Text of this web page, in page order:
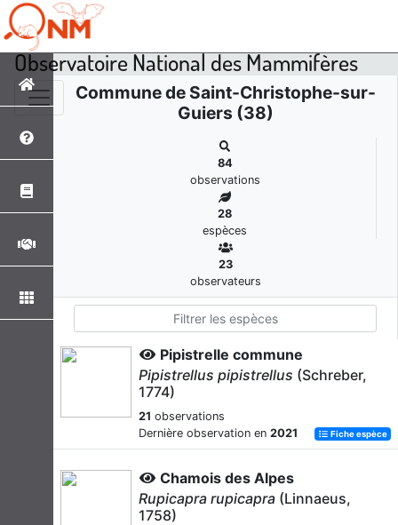
Observatoire National des Mammifères
Commune de Saint-Christophe-sur-
Guiers (38)
84
observations
28
espèces
23
observateurs
Pipistrelle commune
Pipistrellus pipistrellus (Schreber,
1774)
21 observations
Dernière observation en 2021 Fiche espèce
Chamois des Alpes
Rupicapra rupicapra (Linnaeus,
1758)